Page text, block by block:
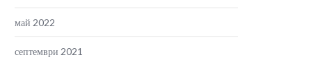
май 2022
септември 2021